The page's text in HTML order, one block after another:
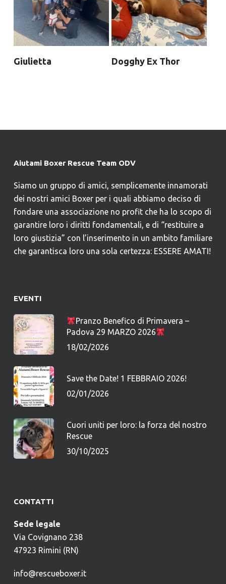
Giulietta Dogghy Ex Thor
Aiutami Boxer Rescue Team ODV
Siamo un gruppo di amici, semplicemente innamorati
dei nostri amici Boxer per i quali abbiamo deciso di
fondare una associazione no profit che ha lo scopo di
garantire loro i diritti fondamentali, e di “restituire a
loro giustizia” con l’inserimento in un ambito familiare
che garantisca loro una sola certezza: ESSERE AMATI!
EVENTI
Pranzo Benefico di Primavera –
Padova 29 MARZO 2026
18/02/2026
Save the Date! 1 FEBBRAIO 2026!
02/01/2026
Cuori uniti per loro: la forza del nostro
Rescue
30/10/2025
CONTATTI
Sede legale
Via Covignano 238
47923 Rimini (RN)
info@rescueboxer.it